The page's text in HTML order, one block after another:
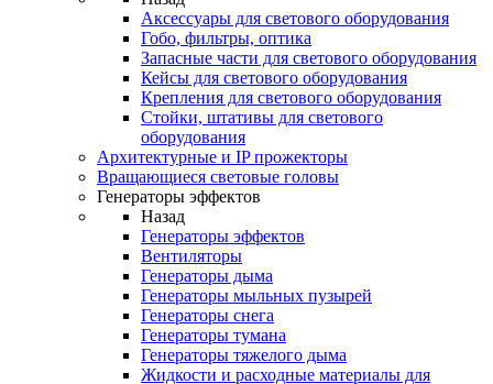
Аксессуары для светового оборудования
Гобо, фильтры, оптика
Запасные части для светового оборудования
Кейсы для светового оборудования
Крепления для светового оборудования
Стойки, штативы для светового
оборудования
Архитектурные и IP прожекторы
Вращающиеся световые головы
Генераторы эффектов
Назад
Генераторы эффектов
Вентиляторы
Генераторы дыма
Генераторы мыльных пузырей
Генераторы снега
Генераторы тумана
Генераторы тяжелого дыма
Жидкости и расходные материалы для